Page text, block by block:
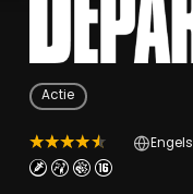
Actie
Engels